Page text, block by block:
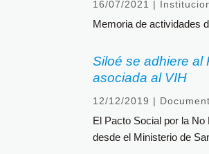
16/07/2021 |
Memoria de actividades
Siloé se adhiere al
asociada al VIH
12/12/2019 |
El Pacto Social por la
desde el Ministerio de